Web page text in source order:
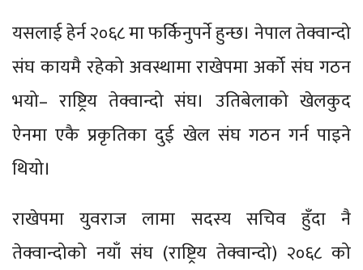
यसलाई हेर्न २०६८ मा फर्किनुपर्ने हुन्छ। नेपाल तेक्वान्दो
संघ कायमै रहेको अवस्थामा राखेपमा अर्को संघ गठन
भयो– राष्ट्रिय तेक्वान्दो संघ। उतिबेलाको खेलकुद
ऐनमा एकै प्रकृतिका दुई खेल संघ गठन गर्न पाइने
थियो।
राखेपमा युवराज लामा सदस्य सचिव हुँदा नै
तेक्वान्दोको नयाँ संघ (राष्ट्रिय तेक्वान्दो) २०६८ को